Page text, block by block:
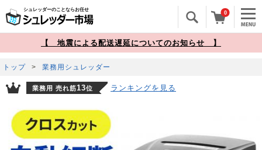
シュレッダーのことならお任せ
0
【 地震による配送遅延についてのお知らせ 】
トップ > 業務用シュレッダー
業務用 売れ筋13位 ランキングを見る